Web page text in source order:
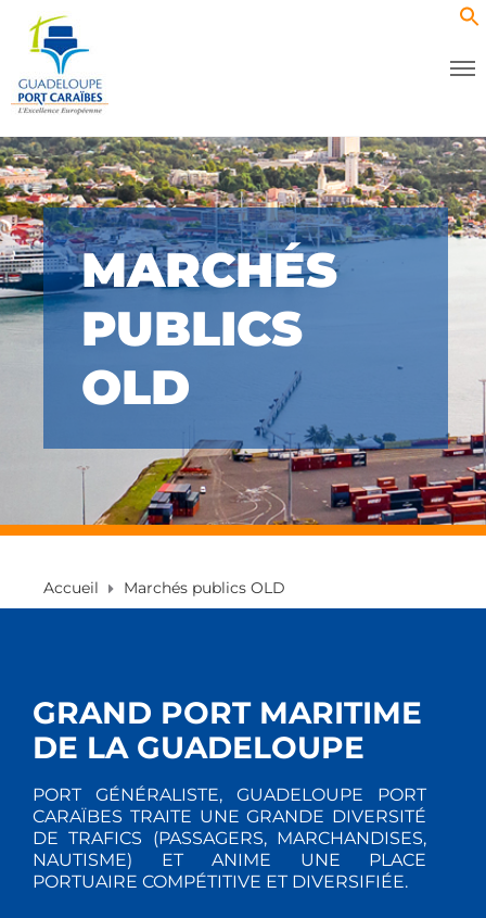
MARCHÉS
PUBLICS
OLD
Accueil Marchés publics OLD
GRAND PORT MARITIME
DE LA GUADELOUPE
PORT GÉNÉRALISTE, GUADELOUPE PORT
CARAÏBES TRAITE UNE GRANDE DIVERSITÉ
DE TRAFICS (PASSAGERS, MARCHANDISES,
NAUTISME) ET ANIME UNE PLACE
PORTUAIRE COMPÉTITIVE ET DIVERSIFIÉE.